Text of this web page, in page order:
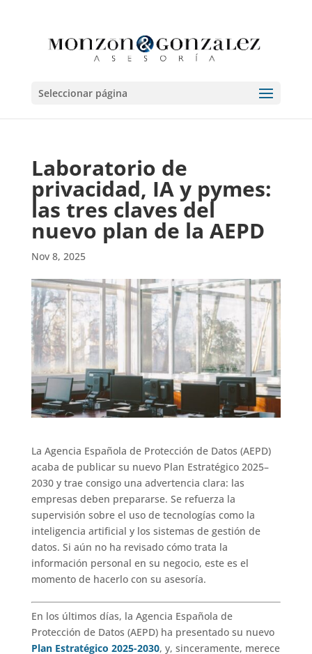
Seleccionar página
Laboratorio de
privacidad, IA y pymes:
las tres claves del
nuevo plan de la AEPD
Nov 8, 2025
La Agencia Española de Protección de Datos (AEPD)
acaba de publicar su nuevo Plan Estratégico 2025–
2030 y trae consigo una advertencia clara: las
empresas deben prepararse. Se refuerza la
supervisión sobre el uso de tecnologías como la
inteligencia artificial y los sistemas de gestión de
datos. Si aún no ha revisado cómo trata la
información personal en su negocio, este es el
momento de hacerlo con su asesoría.
En los últimos días, la Agencia Española de
Protección de Datos (AEPD) ha presentado su nuevo
Plan Estratégico 2025-2030, y, sinceramente, merece